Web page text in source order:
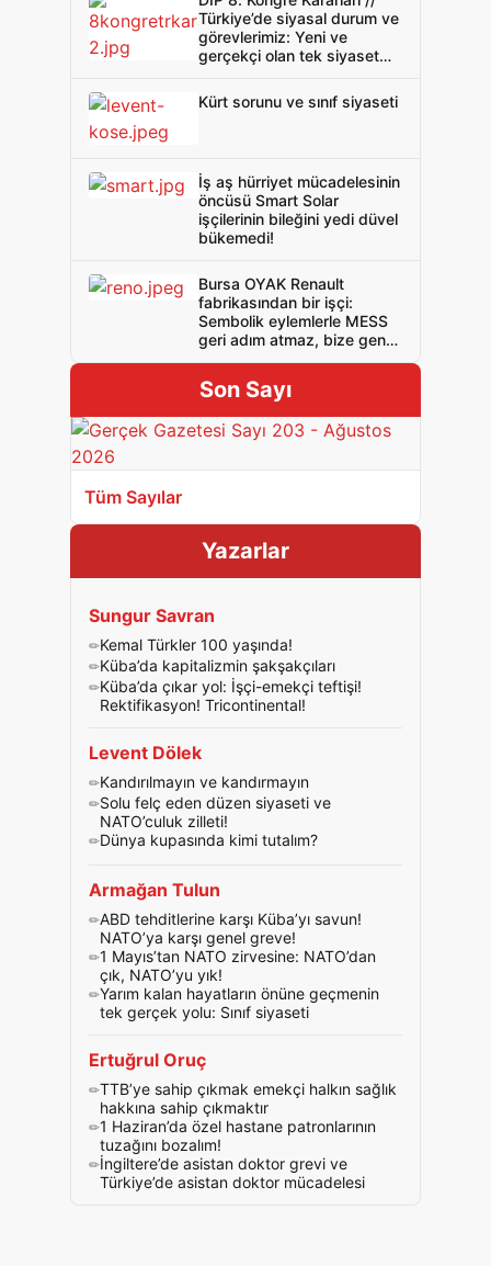
Türkiye’de siyasal durum ve
görevlerimiz: Yeni ve
gerçekçi olan tek siyaset
Kürt sorunu ve sınıf siyaseti
İş aş hürriyet mücadelesinin
öncüsü Smart Solar
işçilerinin bileğini yedi düvel
bükemedi!
Bursa OYAK Renault
fabrikasından bir işçi:
Sembolik eylemlerle MESS
geri adım atmaz, bize genel
Son Sayı
Tüm Sayılar
Yazarlar
Sungur Savran
Kemal Türkler 100 yaşında!
Küba’da kapitalizmin şakşakçıları
Küba’da çıkar yol: İşçi-emekçi teftişi!
Rektifikasyon! Tricontinental!
Levent Dölek
Kandırılmayın ve kandırmayın
Solu felç eden düzen siyaseti ve
NATO’culuk zilleti!
Dünya kupasında kimi tutalım?
Armağan Tulun
ABD tehditlerine karşı Küba’yı savun!
NATO’ya karşı genel greve!
1 Mayıs’tan NATO zirvesine: NATO’dan
çık, NATO’yu yık!
Yarım kalan hayatların önüne geçmenin
tek gerçek yolu: Sınıf siyaseti
Ertuğrul Oruç
TTB’ye sahip çıkmak emekçi halkın sağlık
hakkına sahip çıkmaktır
1 Haziran’da özel hastane patronlarının
tuzağını bozalım!
İngiltere’de asistan doktor grevi ve
Türkiye’de asistan doktor mücadelesi